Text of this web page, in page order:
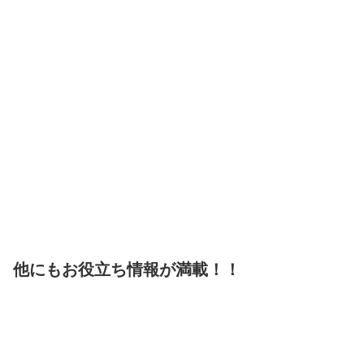
他にもお役立ち情報が満載！！